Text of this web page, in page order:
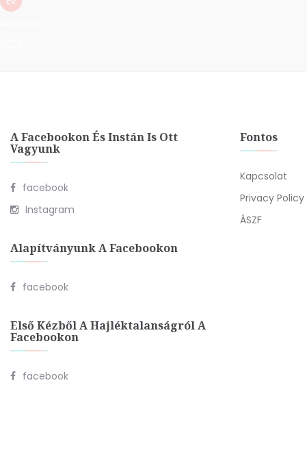
A Facebookon És Instán Is Ott
Vagyunk
facebook
Instagram
Alapítványunk A Facebookon
facebook
Első Kézből A Hajléktalanságról A
Facebookon
facebook
Fontos
Kapcsolat
Privacy Policy
ÁSZF